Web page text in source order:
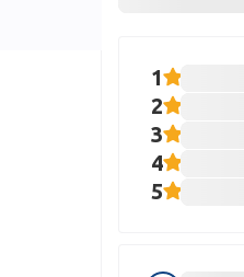
1
2
3
4
5